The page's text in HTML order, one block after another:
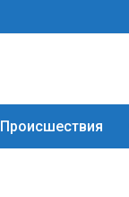
Происшествия